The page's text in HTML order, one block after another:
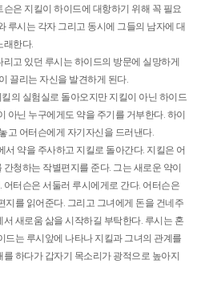
은 지킬이 하이드에 대항하기 위해 꼭 필요
루시는 각자 그리고 동시에 그들의 남자에 대
래한다.
고 있던 루시는 하이드의 방문에 실망하게
끌리는 자신을 발견하게 된다.
의 실험실로 돌아오지만 지킬이 아닌 하이드
아닌 누구에게도 약을 주기를 거부한다. 하이
고 어터슨에게 자기자신을 드러낸다.
서 약을 주사하고 지킬로 돌아간다. 지킬은 어
청하는 작별편지를 준다. 그는 새로운 약이
터슨은 서둘러 루시에게로 간다. 어터슨은
지를 읽어준다. 그리고 그녀에게 돈을 건네주
새로움 삶을 시작하길 부탁한다. 루시는 혼
드는 루시앞에 나타나 지킬과 그녀의 관계를
하다가 갑자기 목소리가 광적으로 높아지